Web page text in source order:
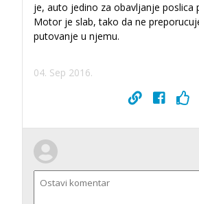
je, auto jedino za obavljanje poslica
Motor je slab, tako da ne
putovanje u njemu.
04. Sep 2016.